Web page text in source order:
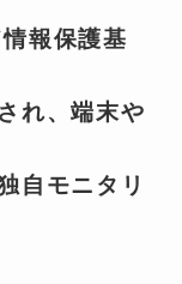
報保護基
れ、端末や
自モニタリ